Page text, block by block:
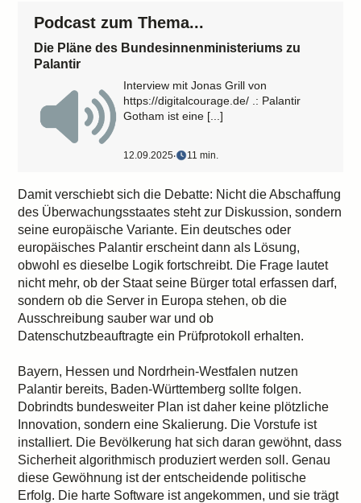
Podcast zum Thema...
Die Pläne des Bundesinnenministeriums zu
Palantir
Interview mit Jonas Grill von
https://digitalcourage.de/ .: Palantir
Gotham ist eine [...]
12.09.2025‧ 11 min.
Damit verschiebt sich die Debatte: Nicht die Abschaffung
des Überwachungsstaates steht zur Diskussion, sondern
seine europäische Variante. Ein deutsches oder
europäisches Palantir erscheint dann als Lösung,
obwohl es dieselbe Logik fortschreibt. Die Frage lautet
nicht mehr, ob der Staat seine Bürger total erfassen darf,
sondern ob die Server in Europa stehen, ob die
Ausschreibung sauber war und ob
Datenschutzbeauftragte ein Prüfprotokoll erhalten.
Bayern, Hessen und Nordrhein-Westfalen nutzen
Palantir bereits, Baden-Württemberg sollte folgen.
Dobrindts bundesweiter Plan ist daher keine plötzliche
Innovation, sondern eine Skalierung. Die Vorstufe ist
installiert. Die Bevölkerung hat sich daran gewöhnt, dass
Sicherheit algorithmisch produziert werden soll. Genau
diese Gewöhnung ist der entscheidende politische
Erfolg. Die harte Software ist angekommen, und sie trägt